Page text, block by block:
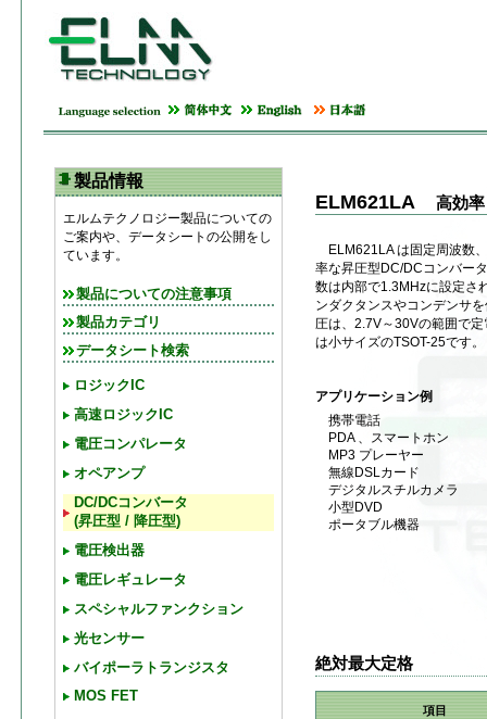
製品情報
エルムテクノロジー製品についての
ご案内や、データシートの公開をし
ています。
製品についての注意事項
製品カテゴリ
データシート検索
ロジックIC
高速ロジックIC
電圧コンパレータ
オペアンプ
DC/DCコンバータ
(昇圧型 / 降圧型)
電圧検出器
電圧レギュレータ
スペシャルファンクション
光センサー
バイポーラトランジスタ
MOS FET
ELM621LA 高効
ELM621LA は固定周波数
率な昇圧型DC/DCコンバー
数は内部で1.3MHzに設定さ
ンダクタンスやコンデンサ
圧は、2.7V～30Vの範囲
は小サイズのTSOT-25です。
アプリケーション例
携帯電話
PDA 、スマートホン
MP3 プレーヤー
無線DSLカード
デジタルスチルカメラ
小型DVD
ポータブル機器
絶対最大定格
項目